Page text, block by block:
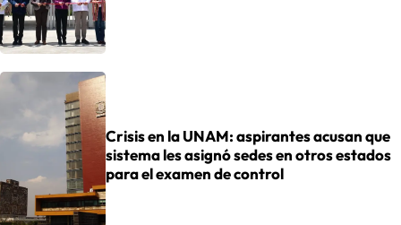
Crisis en la UNAM: aspirantes acusan que
sistema les asignó sedes en otros estados
para el examen de control